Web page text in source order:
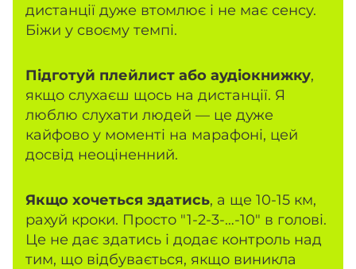
дистанції дуже втомлює і не має сенсу.
Біжи у своєму темпі.
Підготуй плейлист або аудіокнижку,
якщо слухаєш щось на дистанції. Я
люблю слухати людей — це дуже
кайфово у моменті на марафоні, цей
досвід неоціненний.
Якщо хочеться здатись, а ще 10-15 км,
рахуй кроки. Просто "1-2-3-…-10" в голові.
Це не дає здатись і додає контроль над
тим, що відбувається, якщо виникла